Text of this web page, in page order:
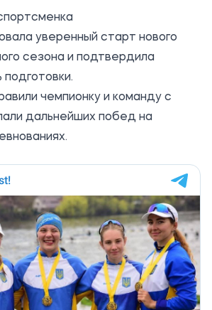
уверенный старт нового
сезона и подтвердила
подготовки.
чемпионку и команду с
дальнейших побед на